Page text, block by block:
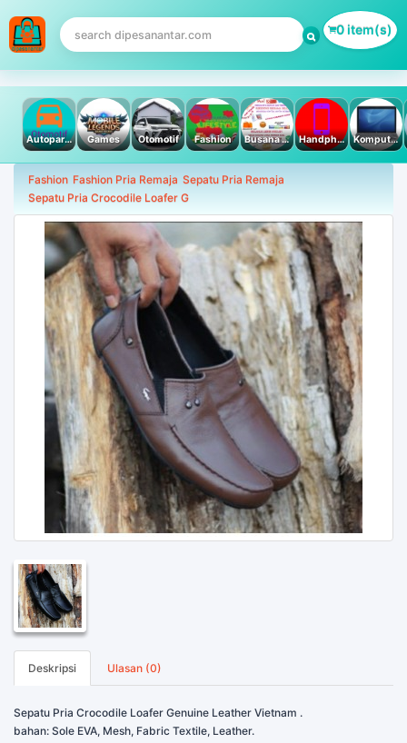
0 item(s)
Autoparts Games Otomotif Fashion Busana Muslim Handphone & Tablet Komputer PC & Laptop
Fashion Fashion Pria Remaja Sepatu Pria Remaja
Sepatu Pria Crocodile Loafer G
Deskripsi Ulasan (0)
Sepatu Pria Crocodile Loafer Genuine Leather Vietnam .
bahan: Sole EVA, Mesh, Fabric Textile, Leather.